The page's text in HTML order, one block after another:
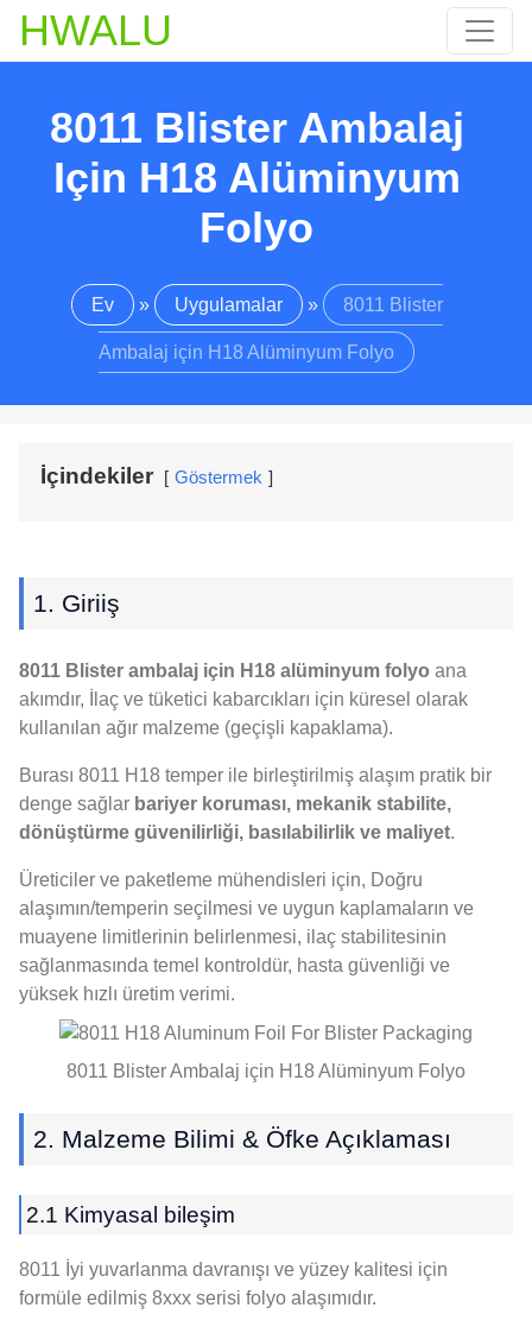
HWALU
8011 Blister Ambalaj
Için H18 Alüminyum
Folyo
Ev » Uygulamalar » 8011 Blister
Ambalaj için H18 Alüminyum Folyo
İçindekiler Göstermek
1. Giriiş
8011 Blister ambalaj için H18 alüminyum folyo ana
akımdır, İlaç ve tüketici kabarcıkları için küresel olarak
kullanılan ağır malzeme (geçişli kapaklama).
Burası 8011 H18 temper ile birleştirilmiş alaşım pratik bir
denge sağlar bariyer koruması, mekanik stabilite,
dönüştürme güvenilirliği, basılabilirlik ve maliyet.
Üreticiler ve paketleme mühendisleri için, Doğru
alaşımın/temperin seçilmesi ve uygun kaplamaların ve
muayene limitlerinin belirlenmesi, ilaç stabilitesinin
sağlanmasında temel kontroldür, hasta güvenliği ve
yüksek hızlı üretim verimi.
8011 Blister Ambalaj için H18 Alüminyum Folyo
2. Malzeme Bilimi & Öfke Açıklaması
2.1 Kimyasal bileşim
8011 İyi yuvarlanma davranışı ve yüzey kalitesi için
formüle edilmiş 8xxx serisi folyo alaşımıdır.